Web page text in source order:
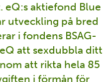
eQ:s aktiefond Blue
utveckling på bred
i fondens BSAG-
att sexdubbla ditt
att rikta hela 85
i förmån för